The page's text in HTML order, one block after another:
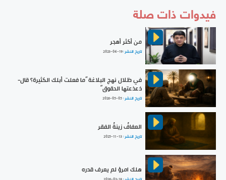
فيدوات ذات صلة
من أكثر أهجر
تاريخ النشر :2023-04-19
في ظلال نهج البلاغة ”ما فعلت أبلك الكثيرة؟ قال-
ذعذعتها الحقوق“
تاريخ النشر :2026-05-05
العفافُ زينةُ الفقر
تاريخ النشر :2025-11-13
هلك امرؤ لم يعرف قدره